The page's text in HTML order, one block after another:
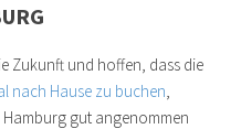
Zukunft und hoffen, dass die
nach Hause zu buchen
gut angenommen